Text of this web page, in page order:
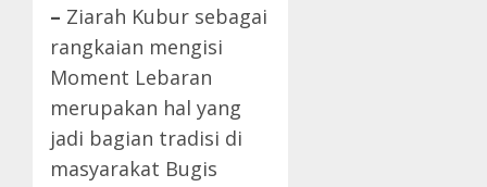
– Ziarah Kubur sebagai
rangkaian mengisi
Moment Lebaran
merupakan hal yang
jadi bagian tradisi di
masyarakat Bugis